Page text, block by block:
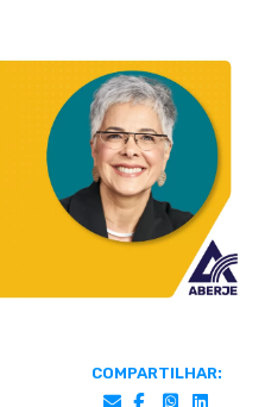
COMPARTILHAR: